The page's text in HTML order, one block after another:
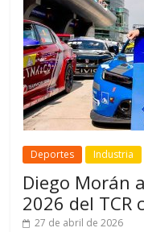
Deportes Industria
Diego Morán
2026 del TCR
27 de abril de 2026